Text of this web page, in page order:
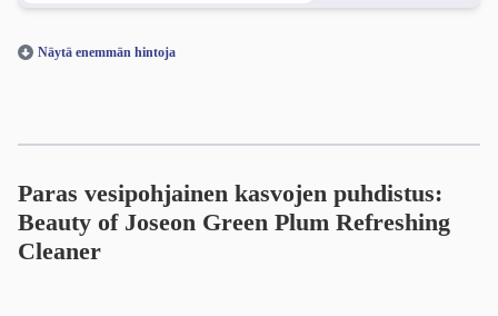
Näytä enemmän hintoja
Paras vesipohjainen kasvojen puhdistus:
Beauty of Joseon Green Plum Refreshing
Cleaner